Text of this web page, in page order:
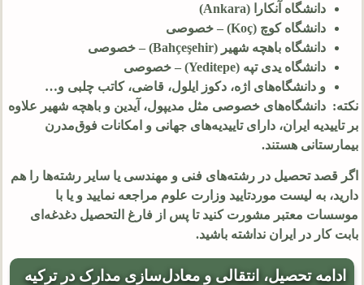
دانشگاه آنکارا (Ankara)
دانشگاه کوچ (Koç) – خصوصی
دانشگاه باهچه شهیر (Bahçeşehir) – خصوصی
دانشگاه یدی تپه (Yeditepe) – خصوصی
و دانشگاه‌های اژه، دکوز ایلول، قاضی، کاتب چلبی و…
نکته: دانشگاه‌های خصوصی مثل مدیپول، آیدین و باهچه شهیر علاوه
بر تاییدیه ایران، دارای تاییدیه‌های جهانی و امکانات فوق‌مدرن
بیمارستانی هستند.
اگر قصد تحصیل در رشته‌های فنی و مهندسی یا سایر رشته‌ها را هم
دارید، به لیست موردتایید وزارت علوم مراجعه نمایید و یا با
موسسات معتبر مشورت کنید تا پس از فارغ التحصیل دغدغه‌ای
بابت کار در ایران نداشته باشید.
ادامه تحصیل، انتقالی و معادل‌سازی مدارک در ترکیه